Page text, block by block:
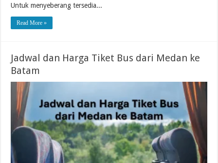
Untuk menyeberang tersedia...
Read More »
Jadwal dan Harga Tiket Bus dari Medan ke
Batam